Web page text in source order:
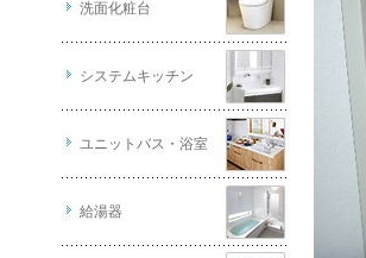
洗面化粧台
システムキッチン
ユニットバス・浴室
給湯器